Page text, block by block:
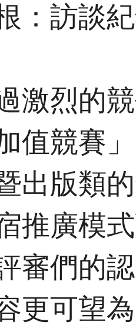
：訪談
烈的競
值競賽
出版類
推廣模
審們的
更可望